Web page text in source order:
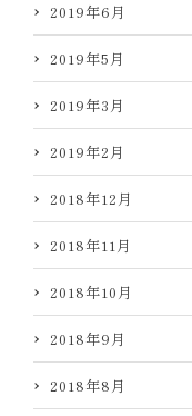
2019年6月
2019年5月
2019年3月
2019年2月
2018年12月
2018年11月
2018年10月
2018年9月
2018年8月